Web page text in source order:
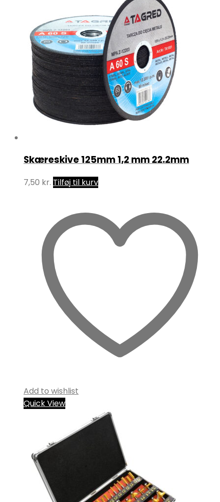
Skæreskive 125mm 1,2 mm 22.2mm
7,50 kr. Tilføj til kurv
Add to wishlist
Quick View